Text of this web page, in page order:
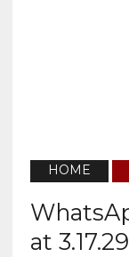
HOME
at